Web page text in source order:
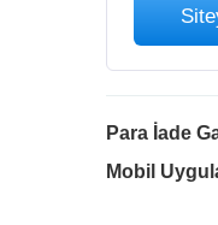
Para İade
Mobil